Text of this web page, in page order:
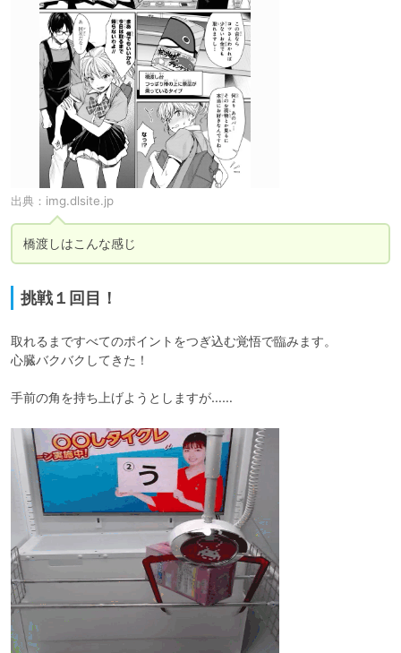
出典： img.dlsite.jp
橋渡しはこんな感じ
挑戦１回目！
取れるまですべてのポイントをつぎ込む覚悟で臨みます。
心臓バクバクしてきた！
手前の角を持ち上げようとしますが……